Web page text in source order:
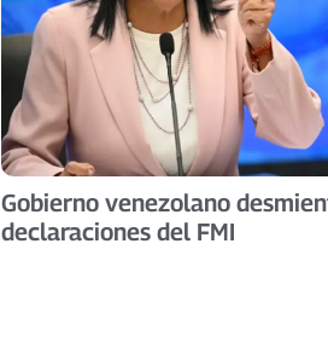
Gobierno venezolano
declaraciones del FMI